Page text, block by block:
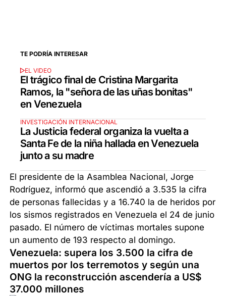
TE PODRÍA INTERESAR
EL VIDEO
El trágico final de Cristina Margarita
Ramos, la "señora de las uñas bonitas"
en Venezuela
INVESTIGACIÓN INTERNACIONAL
La Justicia federal organiza la vuelta a
Santa Fe de la niña hallada en Venezuela
junto a su madre
El presidente de la Asamblea Nacional, Jorge
Rodríguez, informó que ascendió a 3.535 la cifra
de personas fallecidas y a 16.740 la de heridos por
los sismos registrados en Venezuela el 24 de junio
pasado. El número de víctimas mortales supone
un aumento de 193 respecto al domingo.
Venezuela: supera los 3.500 la cifra de
muertos por los terremotos y según una
ONG la reconstrucción ascendería a US$
37.000 millones